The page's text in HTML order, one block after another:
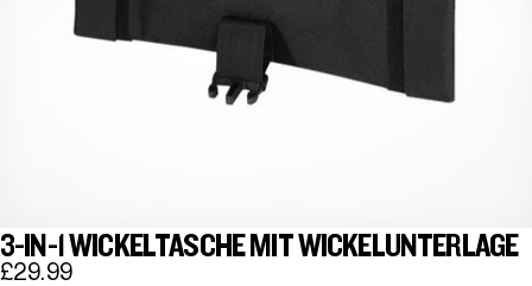
3-IN-1 WICKELTASCHE MIT WICKELUNTERLAGE
£29.99